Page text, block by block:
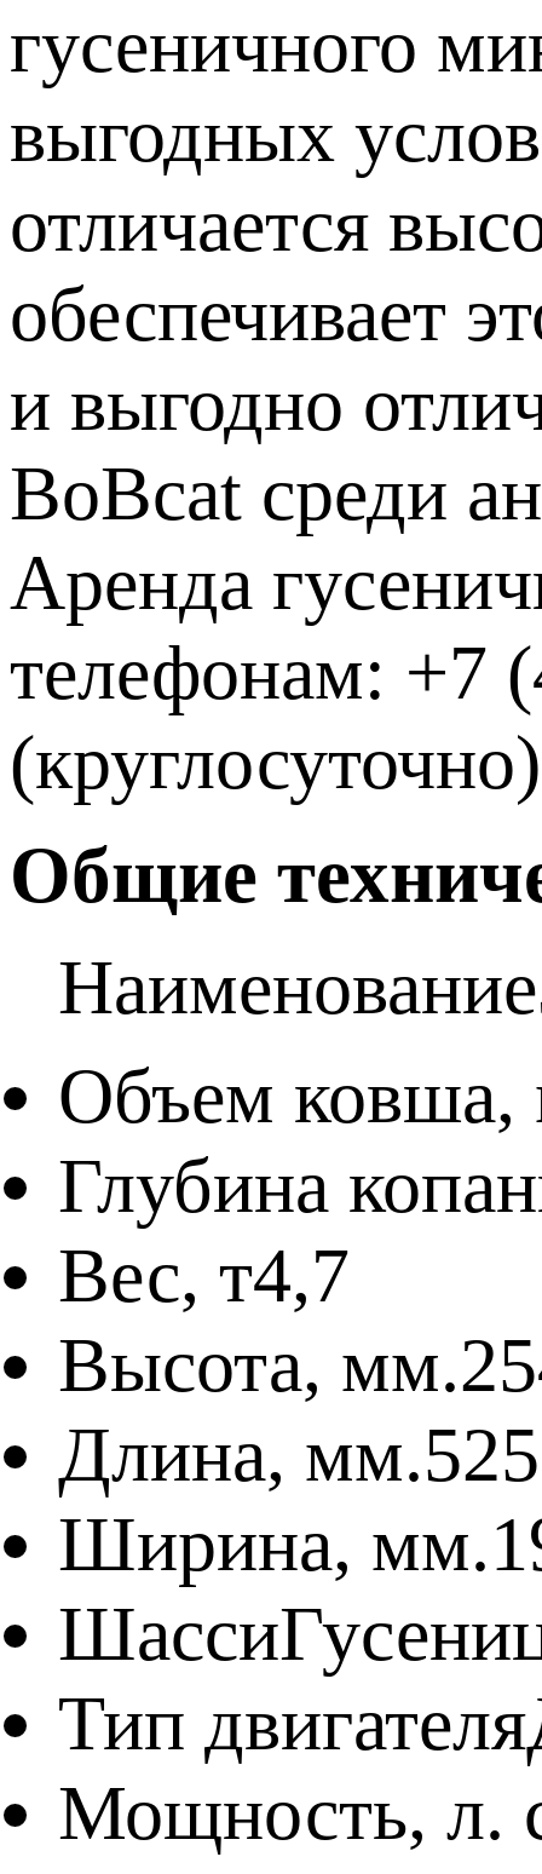
гусеничного
выгодных
отличается
обеспечивает
и выгодно
BoBcat среди
Аренда
телефонам: +7
Общие
Наименование
Объем ковша,
Глубина
Вес, т4,7
Высота, мм.
Длина, мм.
Ширина, мм.
Шасси
Тип двигателя
Мощность, л.